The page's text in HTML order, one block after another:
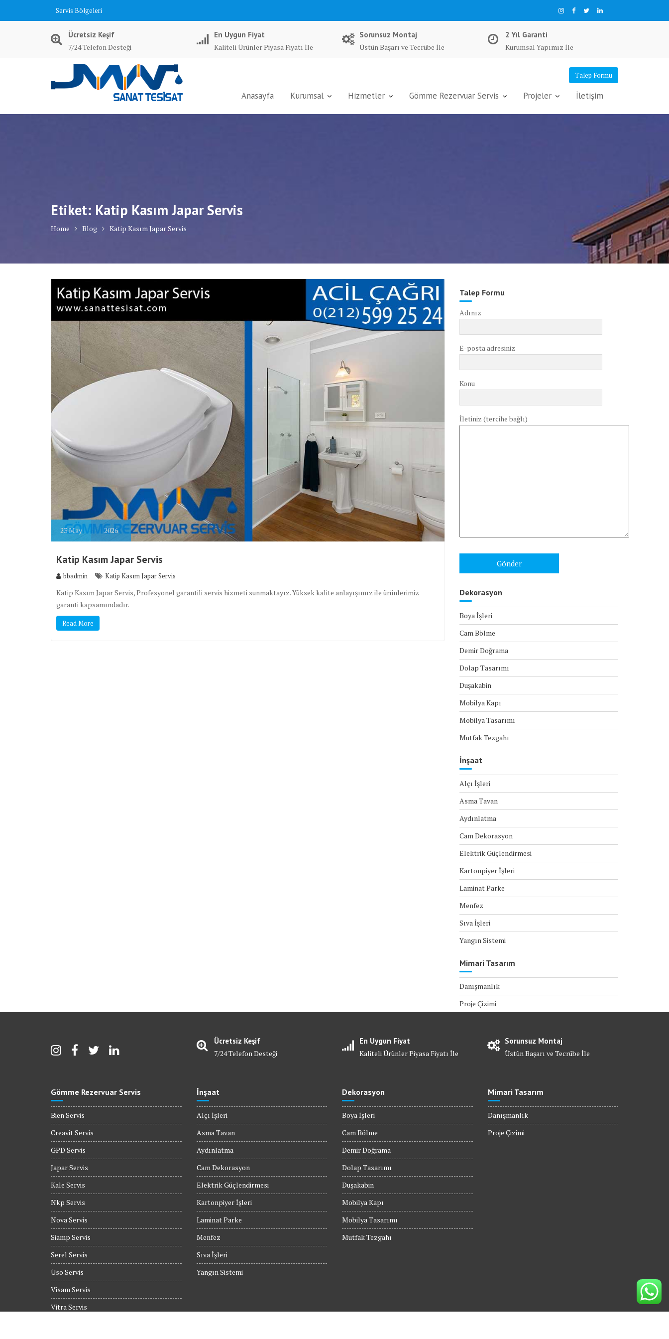
Servis Bölgeleri
Ücretsiz Keşif
7/24 Telefon Desteği
En Uygun Fiyat
Kaliteli Ürünler Piyasa Fiyatı İle
Sorunsuz Montaj
Üstün Başarı ve Tecrübe İle
2 Yıl Garanti
Kurumsal Yapımız İle
Talep Formu
Anasayfa Kurumsal Hizmetler Gömme Rezervuar Servis Projeler İletişim
Etiket: Katip Kasım Japar Servis
Home Blog Katip Kasım Japar Servis
23May 2026
Katip Kasım Japar Servis
bbadmin Katip Kasım Japar Servis
Katip Kasım Japar Servis, Profesyonel garantili servis hizmeti sunmaktayız. Yüksek kalite anlayışımız ile ürünlerimiz
garanti kapsamındadır.
Read More
Talep Formu
Adınız
E-posta adresiniz
Konu
İletiniz (tercihe bağlı)
Dekorasyon
Boya İşleri
Cam Bölme
Demir Doğrama
Dolap Tasarımı
Duşakabin
Mobilya Kapı
Mobilya Tasarımı
Mutfak Tezgahı
İnşaat
Alçı İşleri
Asma Tavan
Aydınlatma
Cam Dekorasyon
Elektrik Güçlendirmesi
Kartonpiyer İşleri
Laminat Parke
Menfez
Sıva İşleri
Yangın Sistemi
Mimari Tasarım
Danışmanlık
Proje Çizimi
Ücretsiz Keşif
7/24 Telefon Desteği
En Uygun Fiyat
Kaliteli Ürünler Piyasa Fiyatı İle
Sorunsuz Montaj
Üstün Başarı ve Tecrübe İle
Gömme Rezervuar Servis
Bien Servis
Creavit Servis
GPD Servis
Japar Servis
Kale Servis
Nkp Servis
Nova Servis
Siamp Servis
Serel Servis
Üso Servis
Visam Servis
Vitra Servis
İnşaat
Alçı İşleri
Asma Tavan
Aydınlatma
Cam Dekorasyon
Elektrik Güçlendirmesi
Kartonpiyer İşleri
Laminat Parke
Menfez
Sıva İşleri
Yangın Sistemi
Dekorasyon
Boya İşleri
Cam Bölme
Demir Doğrama
Dolap Tasarımı
Duşakabin
Mobilya Kapı
Mobilya Tasarımı
Mutfak Tezgahı
Mimari Tasarım
Danışmanlık
Proje Çizimi